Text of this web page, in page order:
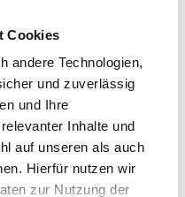
Cookies
andere Technologien,
und zuverlässig
und Ihre
Inhalte und
auf unseren als auch
Hierfür nutzen wir
zur Nutzung der